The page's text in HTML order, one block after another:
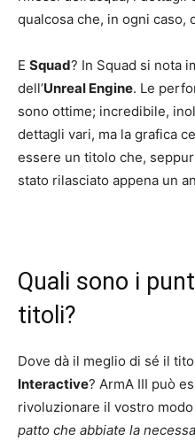
qualcosa che, in ogni caso,
E Squad? In Squad si nota
dell’Unreal Engine. Le
sono ottime; incredibile,
dettagli vari, ma la grafica
essere un titolo che,
stato rilasciato appena un
Quali sono i
titoli?
Dove dà il meglio di sé il
Interactive? ArmA III può
rivoluzionare il vostro
patto che abbiate la